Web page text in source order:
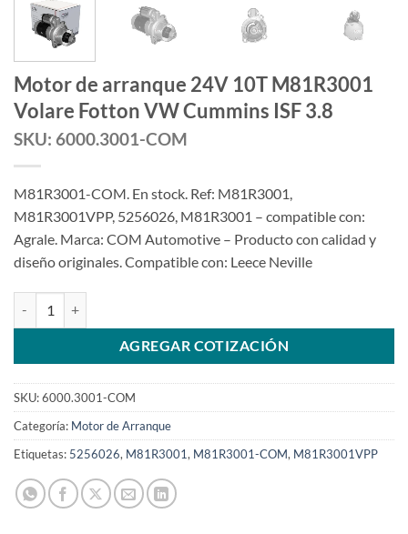
Motor de arranque 24V 10T M81R3001
Volare Fotton VW Cummins ISF 3.8
SKU: 6000.3001-COM
M81R3001-COM. En stock. Ref: M81R3001,
M81R3001VPP, 5256026, M81R3001 – compatible con:
Agrale. Marca: COM Automotive – Producto con calidad y
diseño originales. Compatible con: Leece Neville
AGREGAR COTIZACIÓN
SKU:6000.3001-COM
Categoría: Motor de Arranque
Etiquetas: 5256026, M81R3001, M81R3001-COM, M81R3001VPP